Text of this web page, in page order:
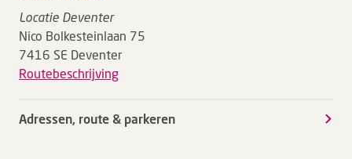
Locatie Deventer
Nico Bolkesteinlaan 75
7416 SE Deventer
Routebeschrijving
Adressen, route & parkeren